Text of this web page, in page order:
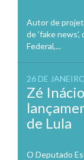
Autor de
de ‘fake
Federal,...
26 DE
Zé
de Lula
O Deputado